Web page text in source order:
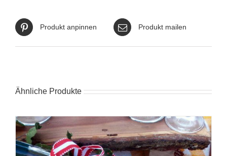
Produkt anpinnen Produkt mailen
Ähnliche Produkte